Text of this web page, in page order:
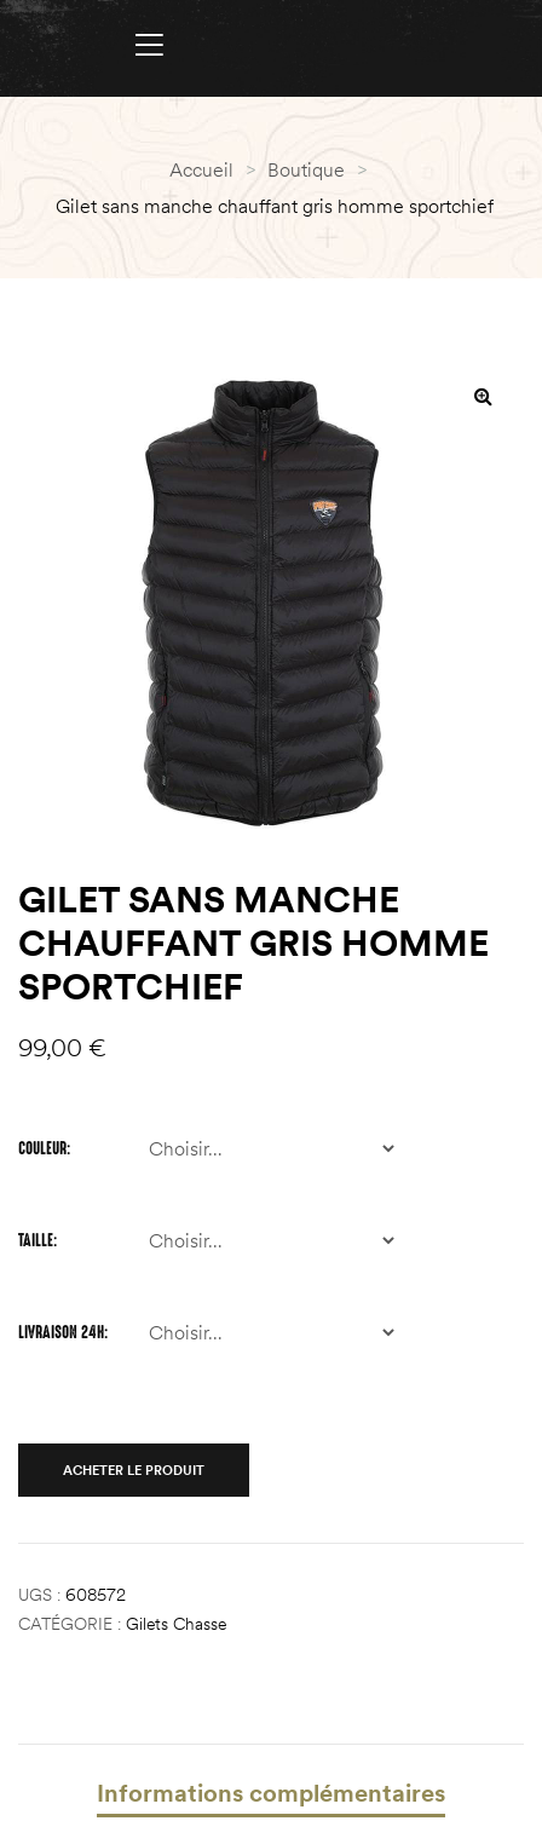
Accueil > Boutique >
Gilet sans manche chauffant gris homme sportchief
GILET SANS MANCHE
CHAUFFANT GRIS HOMME
SPORTCHIEF
99,00 €
COULEUR
TAILLE
LIVRAISON 24H
ACHETER LE PRODUIT
UGS : 608572
CATÉGORIE : Gilets Chasse
Informations complémentaires